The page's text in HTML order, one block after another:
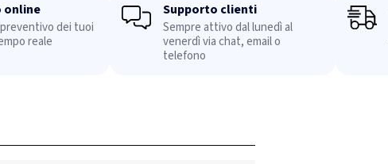
online
dei tuoi
reale
Supporto clienti
Sempre attivo dal lunedì al
venerdì via chat, email o
telefono